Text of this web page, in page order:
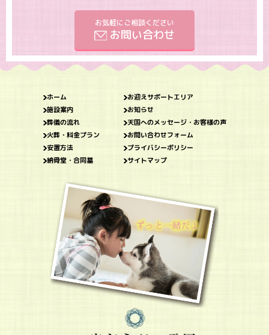
お気軽にご相談ください
お問い合わせ
ホーム
施設案内
葬儀の流れ
火葬・料金プラン
安置方法
納骨堂・合同墓
お迎えサポートエリア
お知らせ
天国へのメッセージ・お客様の声
お問い合わせフォーム
プライバシーポリシー
サイトマップ